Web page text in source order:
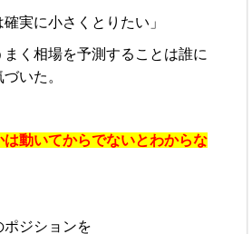
確実に小さくとりたい」
まく相場を予測することは誰に
いた。
動いてからでないとわからな
ポジションを